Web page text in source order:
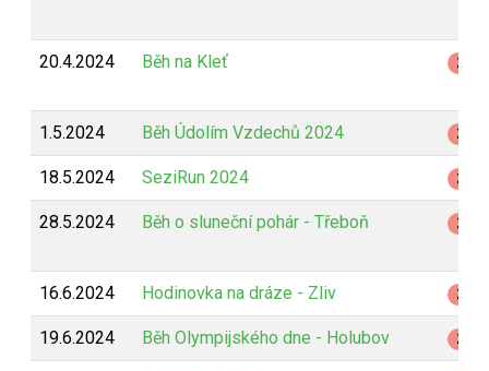
20.4.2024 Běh na Kleť Z
1.5.2024 Běh Údolím Vzdechů 2024 Z
18.5.2024 SeziRun 2024 Z
28.5.2024 Běh o sluneční pohár - Třeboň Z
16.6.2024 Hodinovka na dráze - Zliv Z
19.6.2024 Běh Olympijského dne - Holubov Z